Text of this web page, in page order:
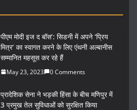
पीएम मोदी इज द बॉस’: सिडनी में अपने ‘प्रिय
मित्र’ का स्वागत करने के लिए एंथनी अल्बानीस
सम्मानित महसूस कर रहे हैं
May 23, 2023 0 Comments
प्रादेशिक सेना ने भड़की हिंसा के बीच मणिपुर में
3 प्रमुख तेल सुविधाओं को सुरक्षित किया